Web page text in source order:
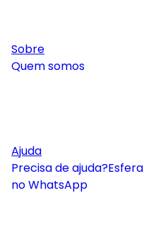
Sobre
Quem somos
Ajuda
Precisa de ajuda?Esfera
no WhatsApp